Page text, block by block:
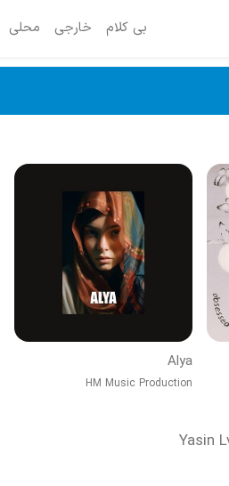
بی کلام خارجی محلی
Alya
HM Music Production